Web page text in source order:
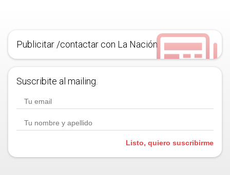
Publicitar /contactar con La Nación
Suscribite al mailing.
Listo, quiero suscribirme